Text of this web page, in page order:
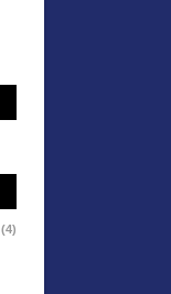
(4)